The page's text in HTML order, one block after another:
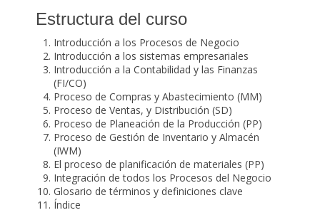
Estructura del curso
Introducción a los Procesos de Negocio
Introducción a los sistemas empresariales
Introducción a la Contabilidad y las Finanzas
(FI/CO)
Proceso de Compras y Abastecimiento (MM)
Proceso de Ventas, y Distribución (SD)
Proceso de Planeación de la Producción (PP)
Proceso de Gestión de Inventario y Almacén
(IWM)
El proceso de planificación de materiales (PP)
Integración de todos los Procesos del Negocio
Glosario de términos y definiciones clave
Índice